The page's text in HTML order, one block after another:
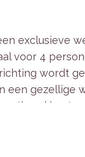
exclusieve
voor 4
wordt
een gezellige
kunt